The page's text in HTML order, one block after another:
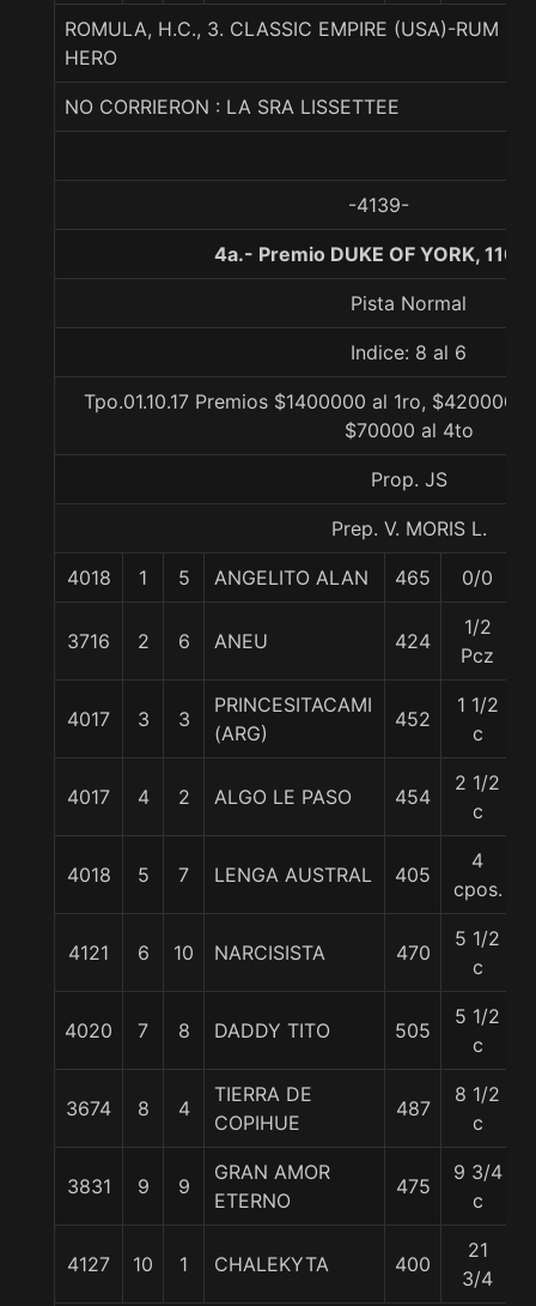
ROMULA, H.C., 3. CLASSIC EMPIRE (USA)-RUM
HERO
NO CORRIERON : LA SRA LISSETTEE
-4139-
4a.- Premio DUKE OF YORK,
Pista Normal
Indice: 8 al 6
Tpo.01.10.17 Premios $1400000 al 1ro, $420000
$70000 al 4to
Prop. JS
Prep. V. MORIS L.
4018 1 5 ANGELITO ALAN 465 0/0
3716 2 6 ANEU 424
1/2
Pcz
4017 3 3
PRINCESITACAMI
(ARG)
452
1 1/2
c
4017 4 2 ALGO LE PASO 454
2 1/2
c
4018 5 7 LENGA AUSTRAL 405
4
cpos.
4121 6 10 NARCISISTA 470
5 1/2
c
4020 7 8 DADDY TITO 505
5 1/2
c
3674 8 4
TIERRA DE
COPIHUE
487
8 1/2
c
3831 9 9
GRAN AMOR
ETERNO
475
9 3/4
c
4127 10 1 CHALEKYTA 400
21
3/4